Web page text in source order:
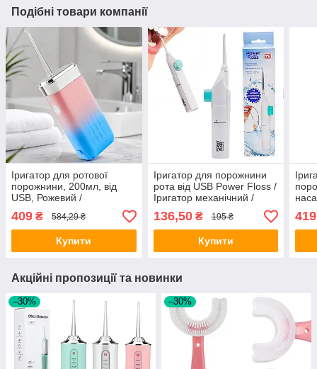
Подібні товари компанії
Іригатор для ротової
порожнини, 200мл, від
USB, Рожевий /
Портативний іригатор /
Іригатор механічний
409 ₴ 584,29 ₴
Купити
Іригатор для порожнини
рота від USB Power Floss /
Іригатор механічний /
Портативний іригатор
136,50₴ 195 ₴
Купити
зубів
419
Акційні пропозиції та новинки
–30% –30%